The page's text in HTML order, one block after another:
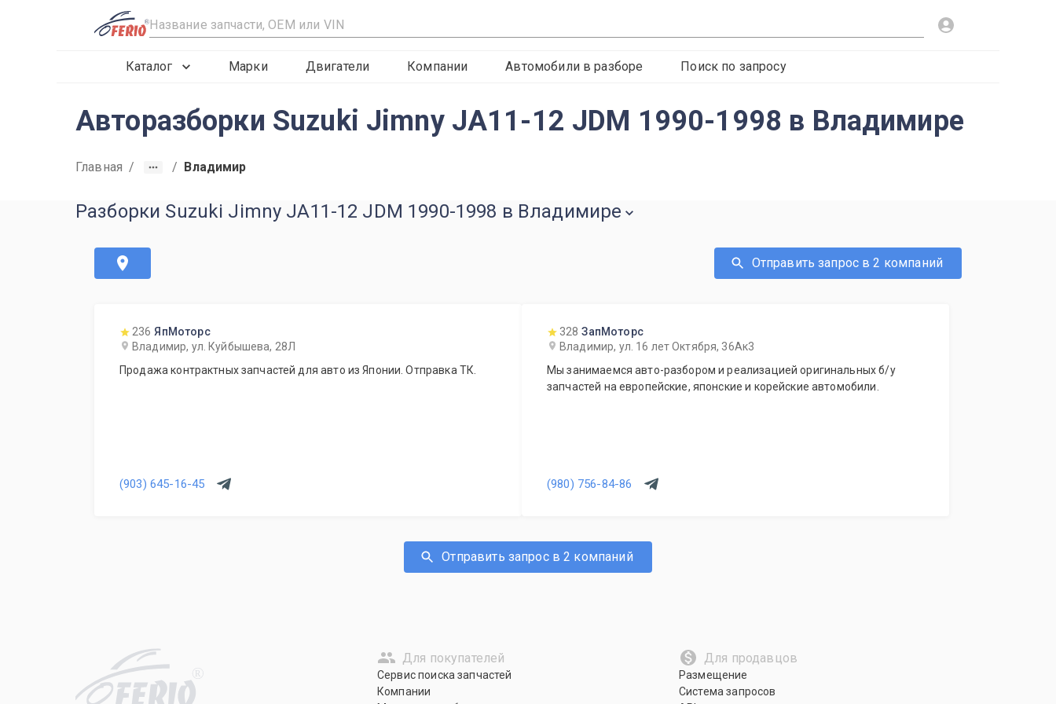
R
Каталог Марки Двигатели Компании Автомобили в разборе Поиск по запросу
Авторазборки Suzuki Jimny JA11-12 JDM 1990-1998 в Владимире
Главная / / Владимир
Разборки Suzuki Jimny JA11-12 JDM 1990-1998 в Владимире
Отправить запрос в 2 компаний
236 ЯпМоторс
Владимир, ул. Куйбышева, 28Л
Продажа контрактных запчастей для авто из Японии. Отправка ТК.
(903) 645-16-45
328 ЗапМоторс
Владимир, ул. 16 лет Октября, 36Ак3
Мы занимаемся авто-разбором и реализацией оригинальных б/у
запчастей на европейские, японские и корейские автомобили.
(980) 756-84-86
Отправить запрос в 2 компаний
R
Для покупателей
Сервис поиска запчастей
Компании
Для продавцов
Размещение
Система запросов